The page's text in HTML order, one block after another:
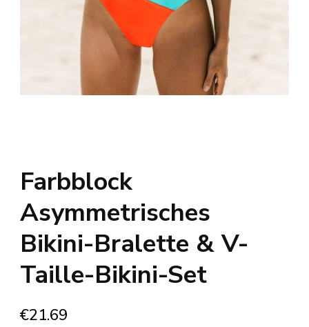
Farbblock
Asymmetrisches
Bikini-Bralette & V-
Taille-Bikini-Set
€21.69